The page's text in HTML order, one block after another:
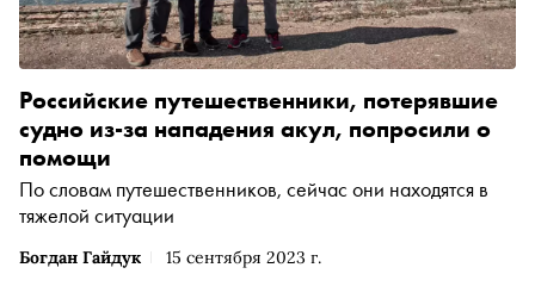
Богдан Гайдук 15 сентября 2023 г.
Российские путешественники, потерявшие
судно из-за нападения акул, попросили о
помощи
По словам путешественников, сейчас они находятся в
тяжелой ситуации